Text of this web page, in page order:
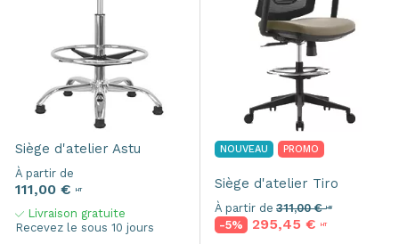
Siège d'atelier Astu
À partir de
111,00 € HT
Livraison gratuite
Recevez le sous 10 jours
NOUVEAU PROMO
Siège d'atelier Tiro
À partir de 311,00 €HT
-5% 295,45 € HT